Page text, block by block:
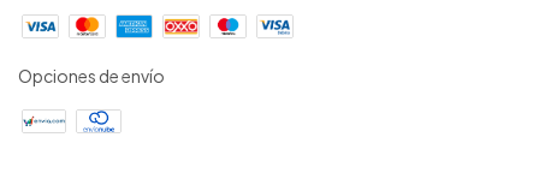
Opciones de envío